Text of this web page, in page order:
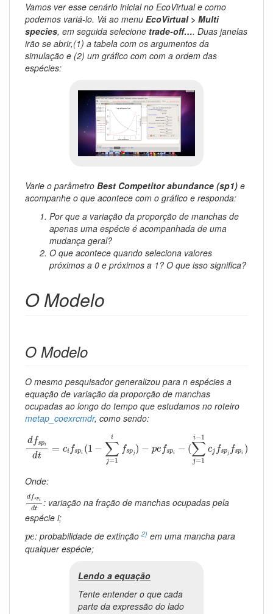
Vamos ver esse cenário inicial no EcoVirtual e como
podemos variá-lo. Vá ao menu EcoVirtual > Multi
species, em seguida selecione trade-off…. Duas janelas
irão se abrir,(1) a tabela com os argumentos da
simulação e (2) um gráfico com com a ordem das
espécies:
Varie o parâmetro Best Competitor abundance (sp1) e
acompanhe o que acontece com o gráfico e responda:
Por que a variação da proporção de manchas de
apenas uma espécie é acompanhada de uma
mudança geral?
O que acontece quando seleciona valores
próximos a 0 e próximos a 1? O que isso significa?
O Modelo
O Modelo
O mesmo pesquisador generalizou para n espécies a
equação de variação da proporção de manchas
ocupadas ao longo do tempo que estudamos no roteiro
metap_coexrcmdr, como sendo:
dfspi
dt
= ci fspi (1 −
i
∑
j=1
fspj ) − pe fspi − (
i−1
∑
j=1
cj fspj fspi )
f s = j= 1
Onde:
dfspi
dt
dfsp
: variação na fração de manchas ocupadas pela
espécie i;
pe
pe: probabilidade de extinção 2) em uma mancha para
qualquer espécie;
Lendo a equação
Tente entender o que cada
parte da expressão do lado